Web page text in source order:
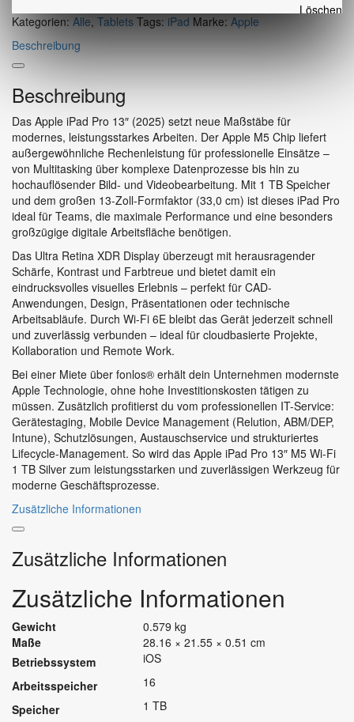
Löschen
Kategorien: Alle, Tablets Tags: iPad Marke: Apple
Beschreibung
Beschreibung
Das Apple iPad Pro 13″ (2025) setzt neue Maßstäbe für
modernes, leistungsstarkes Arbeiten. Der Apple M5 Chip liefert
außergewöhnliche Rechenleistung für professionelle Einsätze –
von Multitasking über komplexe Datenprozesse bis hin zu
hochauflösender Bild- und Videobearbeitung. Mit 1 TB Speicher
und dem großen 13-Zoll-Formfaktor (33,0 cm) ist dieses iPad Pro
ideal für Teams, die maximale Performance und eine besonders
großzügige digitale Arbeitsfläche benötigen.
Das Ultra Retina XDR Display überzeugt mit herausragender
Schärfe, Kontrast und Farbtreue und bietet damit ein
eindrucksvolles visuelles Erlebnis – perfekt für CAD-
Anwendungen, Design, Präsentationen oder technische
Arbeitsabläufe. Durch Wi-Fi 6E bleibt das Gerät jederzeit schnell
und zuverlässig verbunden – ideal für cloudbasierte Projekte,
Kollaboration und Remote Work.
Bei einer Miete über fonlos® erhält dein Unternehmen modernste
Apple Technologie, ohne hohe Investitionskosten tätigen zu
müssen. Zusätzlich profitierst du vom professionellen IT-Service:
Gerätestaging, Mobile Device Management (Relution, ABM/DEP,
Intune), Schutzlösungen, Austauschservice und strukturiertes
Lifecycle-Management. So wird das Apple iPad Pro 13″ M5 Wi-Fi
1 TB Silver zum leistungsstarken und zuverlässigen Werkzeug für
moderne Geschäftsprozesse.
Zusätzliche Informationen
Zusätzliche Informationen
Zusätzliche Informationen
Gewicht
0.579 kg
Maße
28.16 × 21.55 × 0.51 cm
Betriebssystem
iOS
Arbeitsspeicher
16
Speicher
1 TB